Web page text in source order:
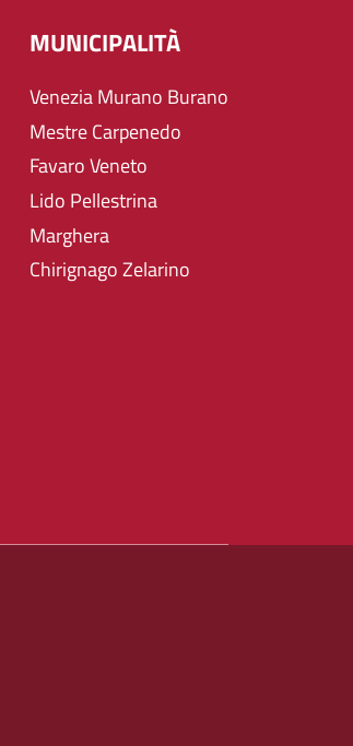
MUNICIPALITÀ
Venezia Murano Burano
Mestre Carpenedo
Favaro Veneto
Lido Pellestrina
Marghera
Chirignago Zelarino